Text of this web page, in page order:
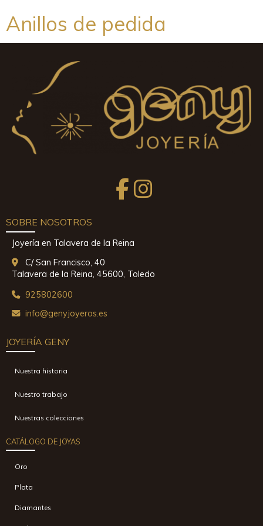
Anillos de pedida
SOBRE NOSOTROS
Joyería en Talavera de la Reina
C/ San Francisco, 40
Talavera de la Reina, 45600, Toledo
925802600
info
genyjoyeros.es
JOYERÍA GENY
Nuestra historia
Nuestro trabajo
Nuestras colecciones
CATÁLOGO DE JOYAS
Oro
Plata
Diamantes